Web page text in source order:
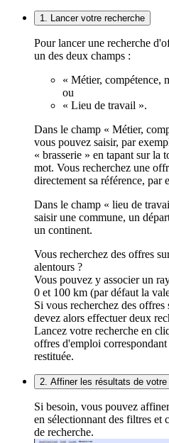
1. Lancer votre recherche
Pour lancer une recherche
un des deux champs :
« Métier, compétence,
ou
« Lieu de travail ».
Dans le champ « Métier,
vous pouvez saisir, par
« brasserie » en tapant sur la
mot. Vous recherchez une
directement sa référence, par
Dans le champ « lieu de
saisir une commune, un
un continent.
Vous recherchez des offres
alentours ?
Vous pouvez y associer un
0 et 100 km (par défaut la
Si vous recherchez des
devez alors effectuer deux
Lancez votre recherche en
offres d'emploi
restituée.
2. Affiner les résultats de votre
Si besoin, vous pouvez
en sélectionnant des filtres et
de recherche.